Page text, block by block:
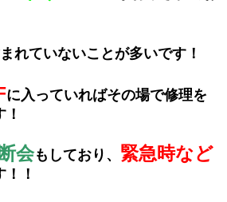
れていないことが多いです！
に入っていればその場で修理を
会もしており、 緊急時など
！